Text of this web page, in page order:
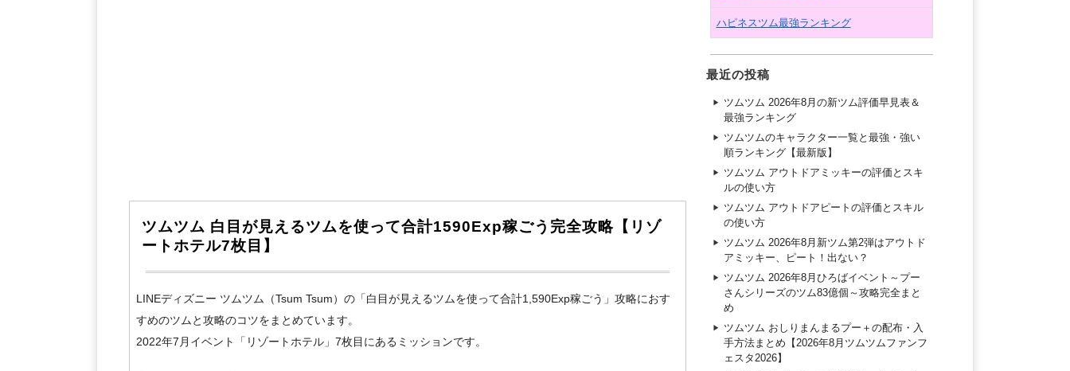
ツムツム 白目が見えるツムを使って合計1590Exp稼ごう完全攻略【リゾ
ートホテル7枚目】
LINEディズニー ツムツム（Tsum Tsum）の「白目が見えるツムを使って合計1,590Exp稼ごう」攻略におす
すめのツムと攻略のコツをまとめています。
2022年7月イベント「リゾートホテル」7枚目にあるミッションです。
ハピネスツム最強ランキング
最近の投稿
ツムツム 2026年8月の新ツム評価早見表＆
最強ランキング
ツムツムのキャラクター一覧と最強・強い
順ランキング【最新版】
ツムツム アウトドアミッキーの評価とスキ
ルの使い方
ツムツム アウトドアピートの評価とスキル
の使い方
ツムツム 2026年8月新ツム第2弾はアウトド
アミッキー、ピート！出ない？
ツムツム 2026年8月ひろばイベント～プー
さんシリーズのツム83億個～攻略完全まと
め
ツムツム おしりまんまるプー＋の配布・入
手方法まとめ【2026年8月ツムツムファンフ
ェスタ2026】